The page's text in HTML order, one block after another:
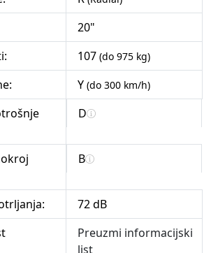
20"
107 (do 975 kg)
Y (do 300 km/h)
D
B
72 dB
Preuzmi informacijski
list